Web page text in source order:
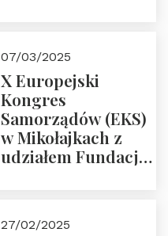
07/03/2025
X Europejski
Kongres
Samorządów (EKS)
w Mikołajkach z
udziałem Fundacji
27/02/2025